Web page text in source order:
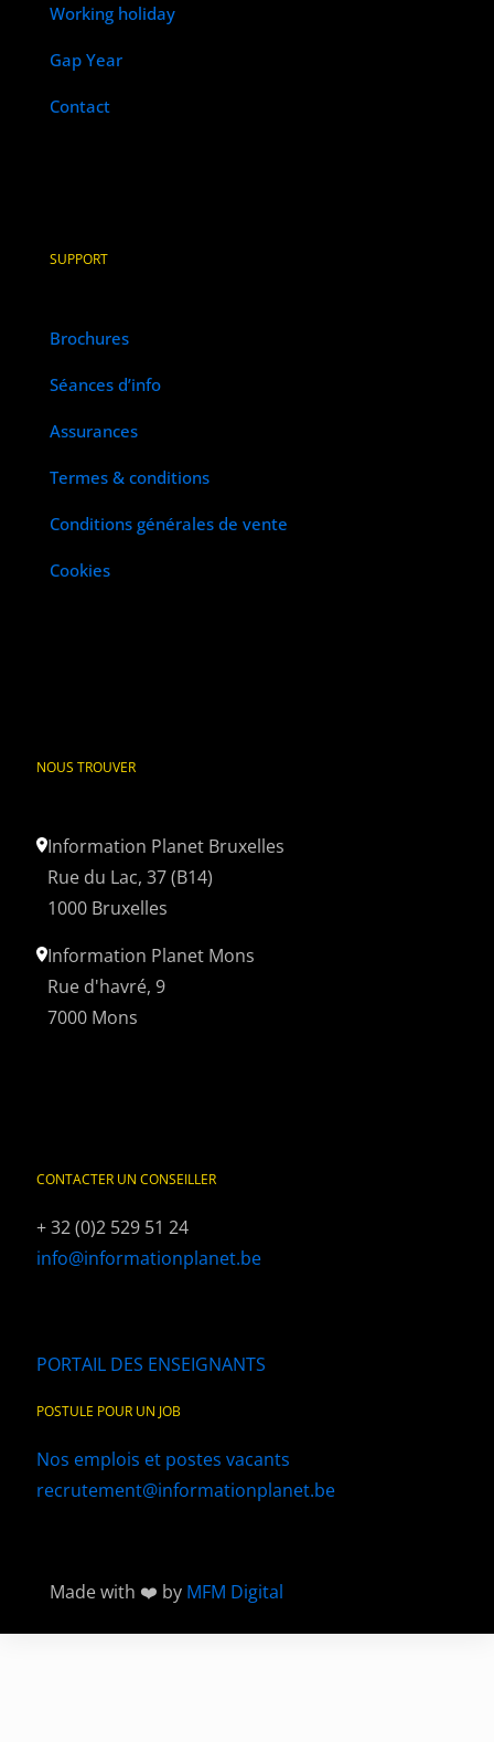
Working holiday
Gap Year
Contact
SUPPORT
Brochures
Séances d’info
Assurances
Termes & conditions
Conditions générales de vente
Cookies
NOUS TROUVER
Information Planet Bruxelles
Rue du Lac, 37 (B14)
1000 Bruxelles
Information Planet Mons
Rue d'havré, 9
7000 Mons
CONTACTER UN CONSEILLER
+ 32 (0)2 529 51 24
info@informationplanet.be
PORTAIL DES ENSEIGNANTS
POSTULE POUR UN JOB
Nos emplois et postes vacants
recrutement@informationplanet.be
Made with ❤️ by MFM Digital